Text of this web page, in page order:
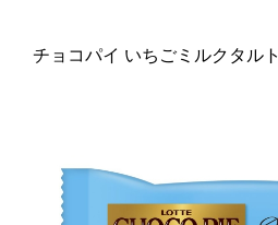
チョコパイ いちごミルクタルト